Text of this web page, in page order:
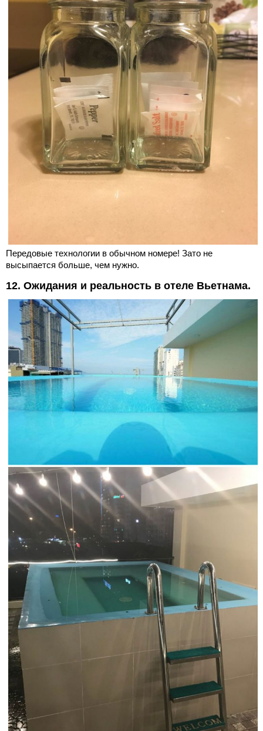
Передовые технологии в обычном номере! Зато не
высыпается больше, чем нужно.
12. Ожидания и реальность в отеле Вьетнама.